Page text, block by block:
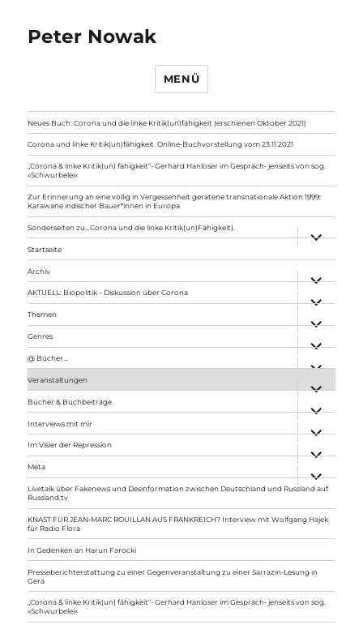
Peter Nowak
MENÜ
Neues Buch: Corona und die linke Kritik(un)fähigkeit (erschienen Oktober 2021)
Corona und linke Kritik(un)fähigkeit. Online-Buchvorstellung vom 23.11.2021
„Corona & linke Kritik(un) fähigkeit“- Gerhard Hanloser im Gespräch- jenseits von sog.
»Schwurbelei«
Zur Erinnerung an eine völlig in Vergessenheit geratene transnationale Aktion 1999:
Karawane indischer Bauer*innen in Europa
Sonderseiten zu…Corona und die linke Kritik(un)Fähigkeit).
anzeigen
Startseite
Archiv
anzeigen
AKTUELL: Biopolitik – Diskussion über Corona
anzeigen
Themen
anzeigen
Genres
anzeigen
@ Bücher…
Veranstaltungen
anzeigen
Bücher & Buchbeiträge
anzeigen
Interviews mit mir
anzeigen
Im Visier der Repression
anzeigen
Meta
anzeigen
Livetalk über Fakenews und Desinformation zwischen Deutschland und Russland auf
Russland.tv
KNAST FÜR JEAN-MARC ROUILLAN AUS FRANKREICH? Interview mit Wolfgang Hajek
für Radio Flora
In Gedenken an Harun Farocki
Presseberichterstattung zu einer Gegenveranstaltung zu einer Sarrazin-Lesung in
Gera
„Corona & linke Kritik(un) fähigkeit“- Gerhard Hanloser im Gespräch- jenseits von sog.
»Schwurbelei«